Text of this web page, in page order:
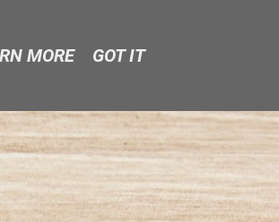
MORE GOT IT